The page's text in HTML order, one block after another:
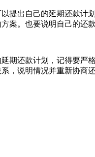
提出自己的延期还款计
案。也要说明自己的还
期还款计划，记得要严
，说明情况并重新协商还